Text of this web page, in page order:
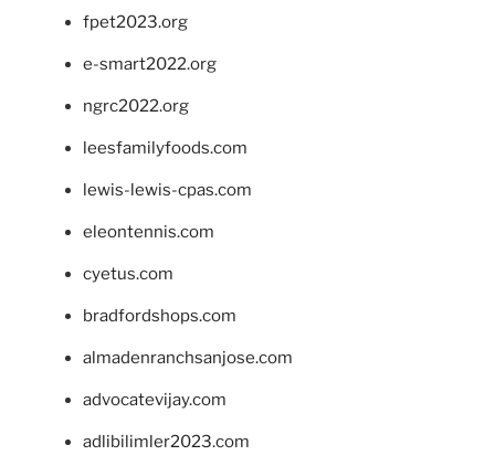
fpet2023.org
e-smart2022.org
ngrc2022.org
leesfamilyfoods.com
lewis-lewis-cpas.com
eleontennis.com
cyetus.com
bradfordshops.com
almadenranchsanjose.com
advocatevijay.com
adlibilimler2023.com